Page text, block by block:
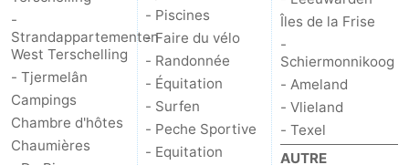
Promenade
sur
Wadden
Observation
des
phoques
Boire
manger
Événements
Pratiques
-
Strandappartementen
West Terschelling
- Tjermelân
Campings
Chambre d'hôtes
Chaumières
- Piscines
- Faire du vélo
- Randonnée
- Équitation
- Surfen
- Peche Sportive
- Equitation
Îles de la Frise
-
Schiermonnikoog
- Ameland
- Vlieland
- Texel
AUTRE